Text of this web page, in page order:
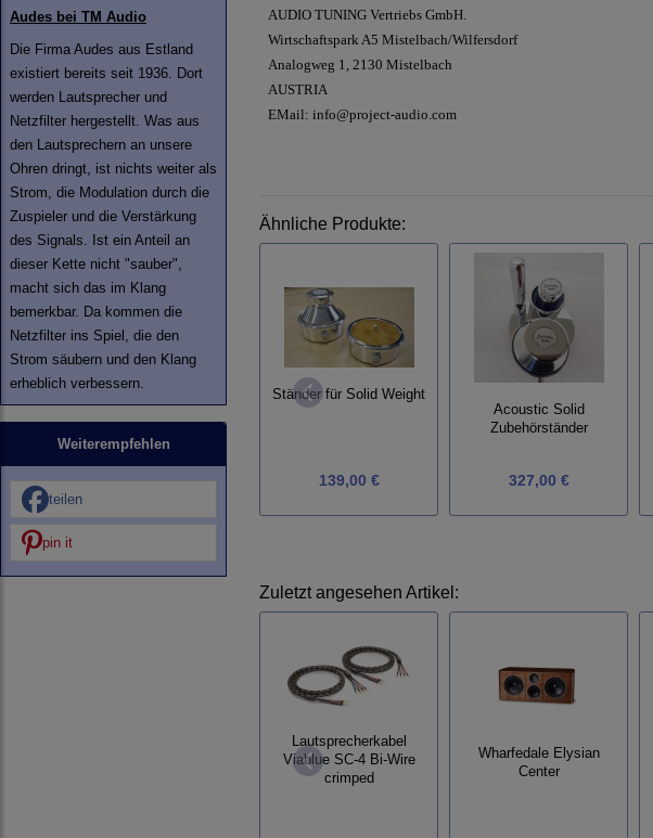
Audes bei TM Audio
Die Firma Audes aus Estland
existiert bereits seit 1936. Dort
werden Lautsprecher und
Netzfilter hergestellt. Was aus
den Lautsprechern an unsere
Ohren dringt, ist nichts weiter als
Strom, die Modulation durch die
Zuspieler und die Verstärkung
des Signals. Ist ein Anteil an
dieser Kette nicht "sauber",
macht sich das im Klang
bemerkbar. Da kommen die
Netzfilter ins Spiel, die den
Strom säubern und den Klang
erheblich verbessern.
Weiterempfehlen
teilen
pin it
AUDIO TUNING Vertriebs GmbH.
Wirtschaftspark A5 Mistelbach/Wilfersdorf
Analogweg 1, 2130 Mistelbach
AUSTRIA
EMail: info@project-audio.com
Ähnliche Produkte:
Ständer für Solid Weight
139,00 €
Acoustic Solid
Zubehörständer
327,00 €
Zuletzt angesehen Artikel:
Lautsprecherkabel
Viablue SC-4 Bi-Wire
crimped
Wharfedale Elysian
Center